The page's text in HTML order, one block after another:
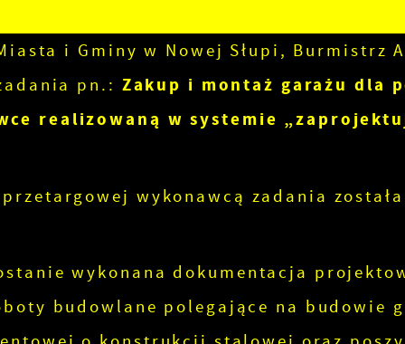
i Gminy w Nowej Słupi, Burmistrz
pn.: Zakup i montaż garażu dla
realizowaną w systemie
wykonawcą zadania została
wykonana dokumentacja
budowlane polegające na budowie